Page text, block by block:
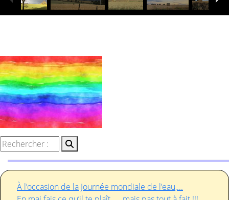
À l’occasion de la Journée mondiale de l’eau,...